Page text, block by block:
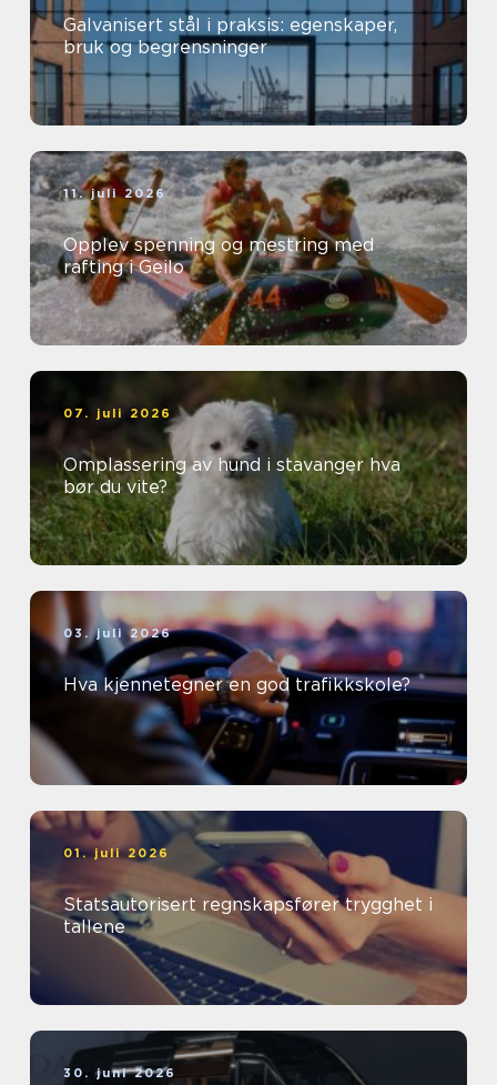
Galvanisert stål i praksis: egenskaper,
bruk og begrensninger
11. juli 2026
Opplev spenning og mestring med
rafting i Geilo
07. juli 2026
Omplassering av hund i stavanger hva
bør du vite?
03. juli 2026
Hva kjennetegner en god trafikkskole?
01. juli 2026
Statsautorisert regnskapsfører trygghet i
tallene
30. juni 2026